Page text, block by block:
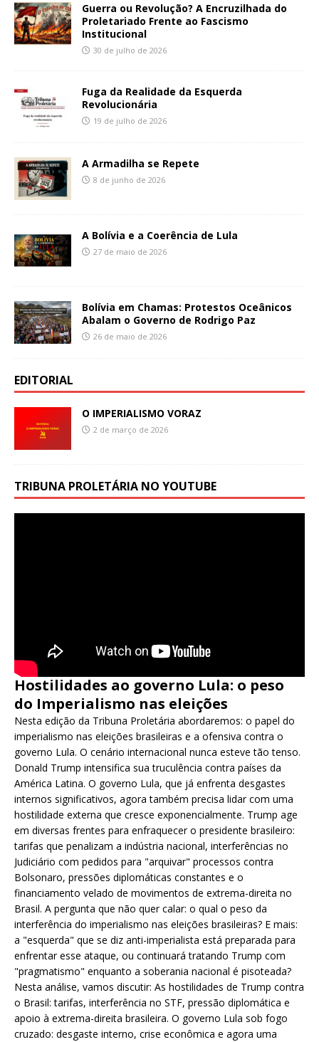
Guerra ou Revolução? A Encruzilhada do
Proletariado Frente ao Fascismo
Institucional
30 de julho de 2026
Fuga da Realidade da Esquerda
Revolucionária
19 de julho de 2026
A Armadilha se Repete
8 de junho de 2026
A Bolívia e a Coerência de Lula
27 de maio de 2026
Bolívia em Chamas: Protestos Oceânicos
Abalam o Governo de Rodrigo Paz
26 de maio de 2026
EDITORIAL
O IMPERIALISMO VORAZ
2 de março de 2026
TRIBUNA PROLETÁRIA NO YOUTUBE
Hostilidades ao governo Lula: o peso
do Imperialismo nas eleições
Nesta edição da Tribuna Proletária abordaremos: o papel do
imperialismo nas eleições brasileiras e a ofensiva contra o
governo Lula. O cenário internacional nunca esteve tão tenso.
Donald Trump intensifica sua truculência contra países da
América Latina. O governo Lula, que já enfrenta desgastes
internos significativos, agora também precisa lidar com uma
hostilidade externa que cresce exponencialmente. Trump age
em diversas frentes para enfraquecer o presidente brasileiro:
tarifas que penalizam a indústria nacional, interferências no
Judiciário com pedidos para "arquivar" processos contra
Bolsonaro, pressões diplomáticas constantes e o
financiamento velado de movimentos de extrema-direita no
Brasil. A pergunta que não quer calar: o qual o peso da
interferência do imperialismo nas eleições brasileiras? E mais:
a "esquerda" que se diz anti-imperialista está preparada para
enfrentar esse ataque, ou continuará tratando Trump com
"pragmatismo" enquanto a soberania nacional é pisoteada?
Nesta análise, vamos discutir: As hostilidades de Trump contra
o Brasil: tarifas, interferência no STF, pressão diplomática e
apoio à extrema-direita brasileira. O governo Lula sob fogo
cruzado: desgaste interno, crise econômica e agora uma